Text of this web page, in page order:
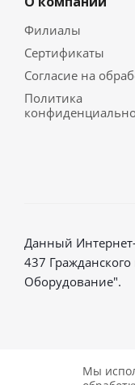
Филиалы
Сертификаты
Согласие на
Политика
Данный
437
Оборудование".
Мы